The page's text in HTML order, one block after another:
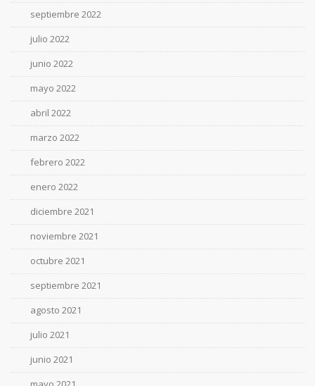
septiembre 2022
julio 2022
junio 2022
mayo 2022
abril 2022
marzo 2022
febrero 2022
enero 2022
diciembre 2021
noviembre 2021
octubre 2021
septiembre 2021
agosto 2021
julio 2021
junio 2021